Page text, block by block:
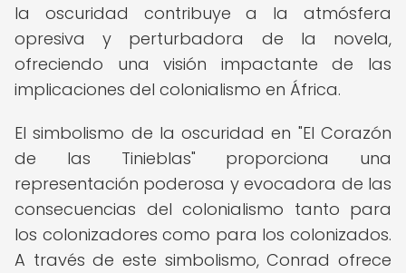
la oscuridad contribuye a la atmósfera
opresiva y perturbadora de la novela,
ofreciendo una visión impactante de las
implicaciones del colonialismo en África.
El simbolismo de la oscuridad en "El Corazón
de las Tinieblas" proporciona una
representación poderosa y evocadora de las
consecuencias del colonialismo tanto para
los colonizadores como para los colonizados.
A través de este simbolismo, Conrad ofrece